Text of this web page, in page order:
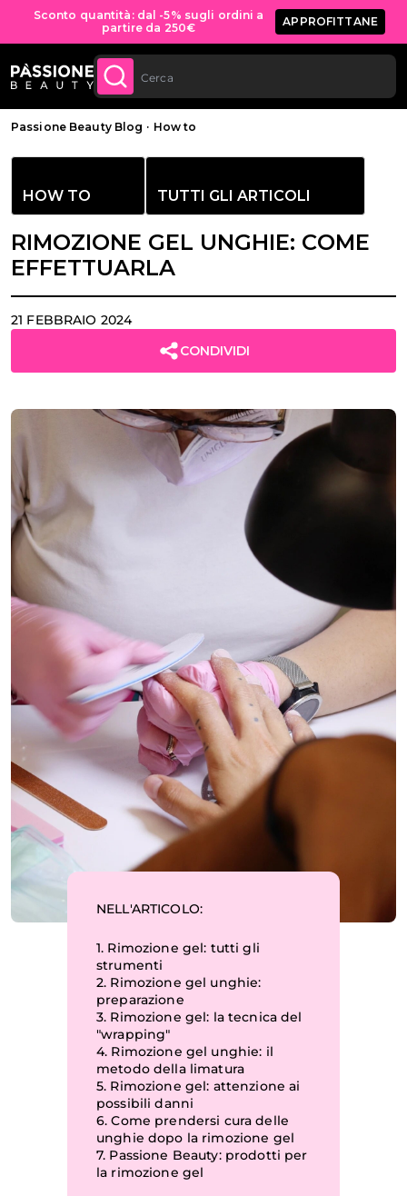
Spedizione gratuita per tutti gli ordini sopra
ai 70€
ACQUISTA
ORA
Briciole di pane
Passione Beauty Blog · How to
HOW TO TUTTI GLI ARTICOLI
RIMOZIONE GEL UNGHIE: COME
EFFETTUARLA
21 FEBBRAIO 2024
CONDIVIDI
NELL'ARTICOLO:
1. Rimozione gel: tutti gli
strumenti
2. Rimozione gel unghie:
preparazione
3. Rimozione gel: la tecnica del
"wrapping"
4. Rimozione gel unghie: il
metodo della limatura
5. Rimozione gel: attenzione ai
possibili danni
6.Come prendersi cura delle
unghie dopo la rimozione gel
7. Passione Beauty: prodotti per
la rimozione gel